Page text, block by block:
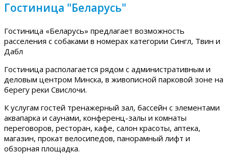
Гостиница "Беларусь"
Гостиница «Беларусь» предлагает возможность
расселения с собаками в номерах категории Сингл, Твин и
Дабл
Гостиница располагается рядом с административным и
деловым центром Минска, в живописной парковой зоне на
берегу реки Свислочи.
К услугам гостей тренажерный зал, бассейн с элементами
аквапарка и саунами, конференц-залы и комнаты
переговоров, ресторан, кафе, салон красоты, аптека,
магазин, прокат велосипедов, панорамный лифт и
обзорная площадка.